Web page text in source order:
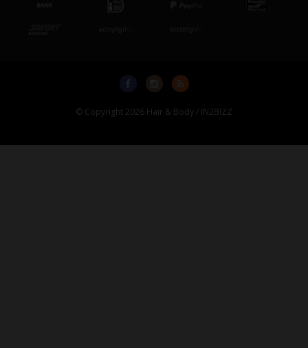
© Copyright 2026 Hair & Body / IN2BIZZ